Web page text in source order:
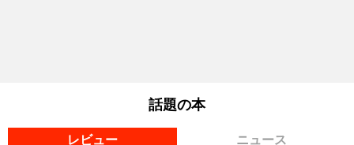
話題の本
レビュー ニュース